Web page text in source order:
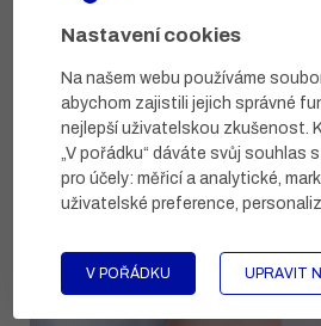
Nastavení cookies
Na našem webu používáme
abychom zajistili jejich správné
nejlepší uživatelskou zkušenost.
„V pořádku“ dáváte svůj souhlas
pro účely:měřicí a analytické,
uživatelské preference,
V POŘÁDKU UPRAVIT
užívat ...
Přečíst